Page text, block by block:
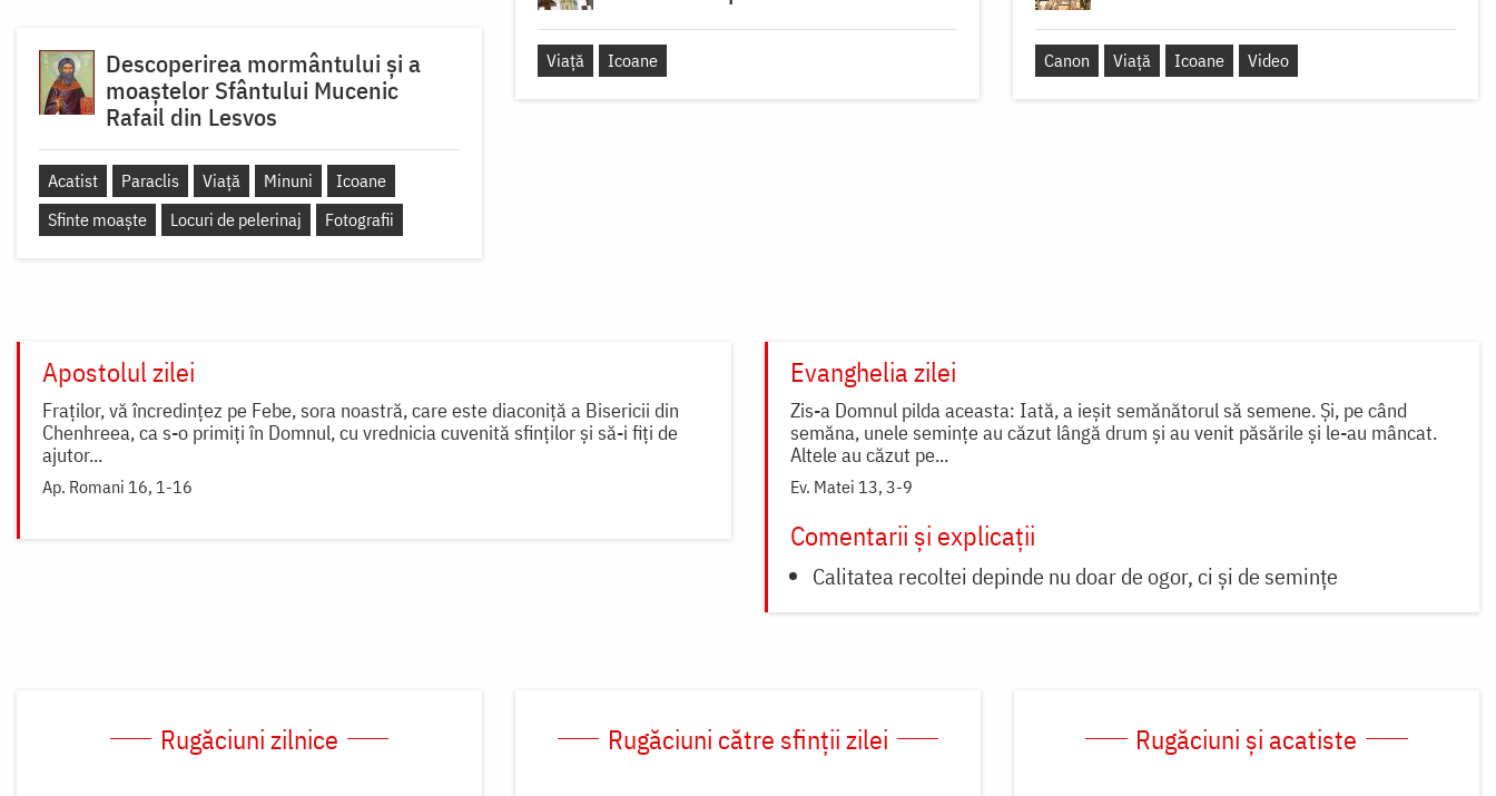
Viață Icoane Canon Viață Icoane Video
Descoperirea mormântului și a
moaștelor Sfântului Mucenic
Rafail din Lesvos
Acatist Paraclis Viață Minuni
Icoane
Sfinte moaște
Locuri de pelerinaj Fotografii
Apostolul zilei
Fraților, vă încredințez pe Febe, sora noastră, care este diaconiță a Bisericii din
Chenhreea, ca s-o primiți în Domnul, cu vrednicia cuvenită sfinților și să-i fiți de
ajutor...
Ap. Romani 16, 1-16
Evanghelia zilei
Zis-a Domnul pilda aceasta: Iată, a ieșit semănătorul să semene. Și, pe când
semăna, unele semințe au căzut lângă drum și au venit păsările și le-au mâncat.
Altele au căzut pe...
Ev. Matei 13, 3-9
Comentarii și explicații
Calitatea recoltei depinde nu doar de ogor, ci și de semințe
Rugăciuni zilnice Rugăciuni către sfinții zilei Rugăciuni și acatiste